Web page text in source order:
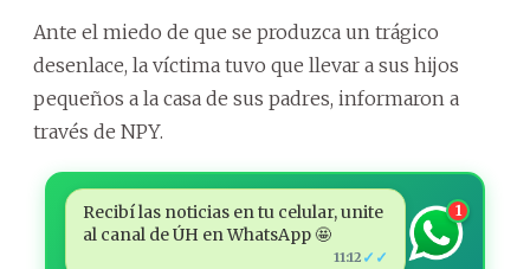
Ante el miedo de que se produzca un trágico
desenlace, la víctima tuvo que llevar a sus hijos
pequeños a la casa de sus padres, informaron a
través de NPY.
Recibí las noticias en tu celular, unite
al canal de ÚH en WhatsApp 🤩
11:12 ✓✓
1